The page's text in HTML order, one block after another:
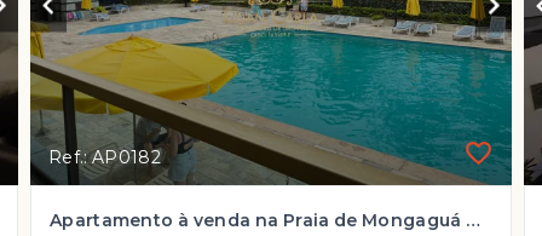
Ref.: AP0182
Apartamento à venda na Praia de Mongaguá CENTRO com 2 dorm, 1 suíte por R$ 550 mil!